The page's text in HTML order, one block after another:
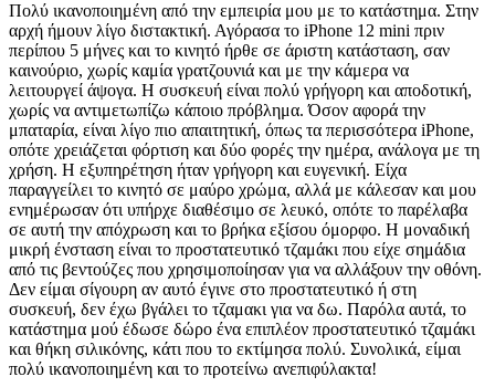
Πολύ ικανοποιημένη από την εμπειρία μου με το κατάστημα. Στην
αρχή ήμουν λίγο διστακτική. Αγόρασα το iPhone 12 mini πριν
περίπου 5 μήνες και το κινητό ήρθε σε άριστη κατάσταση, σαν
καινούριο, χωρίς καμία γρατζουνιά και με την κάμερα να
λειτουργεί άψογα. Η συσκευή είναι πολύ γρήγορη και αποδοτική,
χωρίς να αντιμετωπίζω κάποιο πρόβλημα. Όσον αφορά την
μπαταρία, είναι λίγο πιο απαιτητική, όπως τα περισσότερα iPhone,
οπότε χρειάζεται φόρτιση και δύο φορές την ημέρα, ανάλογα με τη
χρήση. Η εξυπηρέτηση ήταν γρήγορη και ευγενική. Είχα
παραγγείλει το κινητό σε μαύρο χρώμα, αλλά με κάλεσαν και μου
ενημέρωσαν ότι υπήρχε διαθέσιμο σε λευκό, οπότε το παρέλαβα
σε αυτή την απόχρωση και το βρήκα εξίσου όμορφο. Η μοναδική
μικρή ένσταση είναι το προστατευτικό τζαμάκι που είχε σημάδια
από τις βεντούζες που χρησιμοποίησαν για να αλλάξουν την οθόνη.
Δεν είμαι σίγουρη αν αυτό έγινε στο προστατευτικό ή στη
συσκευή, δεν έχω βγάλει το τζαμακι για να δω. Παρόλα αυτά, το
κατάστημα μού έδωσε δώρο ένα επιπλέον προστατευτικό τζαμάκι
και θήκη σιλικόνης, κάτι που το εκτίμησα πολύ. Συνολικά, είμαι
πολύ ικανοποιημένη και το προτείνω ανεπιφύλακτα!